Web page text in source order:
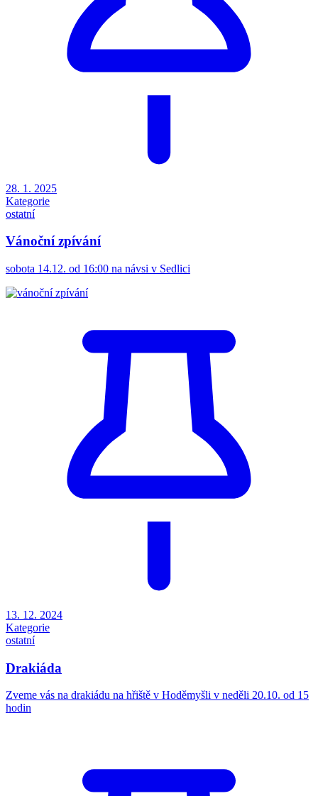
28. 1. 2025
Kategorie
ostatní
Vánoční zpívání
sobota 14.12. od 16:00 na návsi v Sedlici
13. 12. 2024
Kategorie
ostatní
Drakiáda
Zveme vás na drakiádu na hřiště v Hoděmyšli v neděli 20.10. od 15
hodin